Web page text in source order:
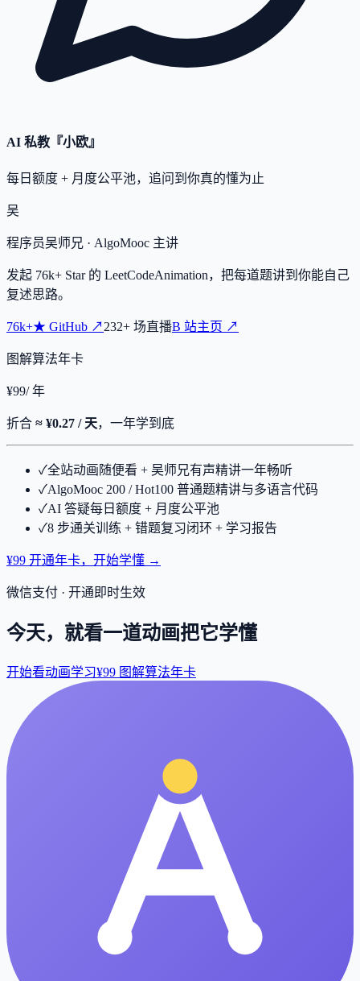
AI 私教『小欧』
每日额度 + 月度公平池，追问到你真的懂为止
吴
程序员吴师兄 · AlgoMooc 主讲
发起 76k+ Star 的 LeetCodeAnimation，把每道题讲到你能自己
复述思路。
76k+★ GitHub ↗232+ 场直播B 站主页 ↗
图解算法年卡
¥99/ 年
折合 ≈ ¥0.27 / 天，一年学到底
✓全站动画随便看 + 吴师兄有声精讲一年畅听
✓AlgoMooc 200 / Hot100 普通题精讲与多语言代码
✓AI 答疑每日额度 + 月度公平池
✓8 步通关训练 + 错题复习闭环 + 学习报告
¥99 开通年卡，开始学懂 →
微信支付 · 开通即时生效
今天，就看一道动画把它学懂
开始看动画学习¥99 图解算法年卡